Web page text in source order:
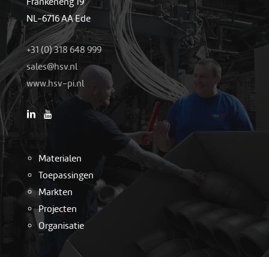
NL-6716 AA Ede
+31 (0) 318 648 999
ln.vs
h@sel
as
www.hsv-pi.nl
Materialen
Toepassingen
Markten
Projecten
Organisatie